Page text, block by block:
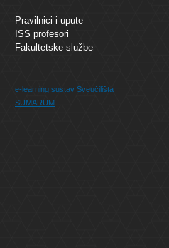
Pravilnici i upute
ISS profesori
Fakultetske službe
e-learning sustav Sveučilišta
SUMARUM